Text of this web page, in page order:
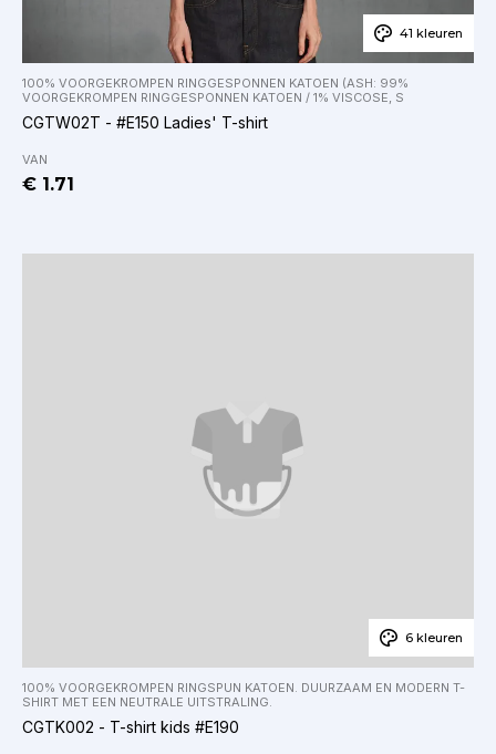
41 kleuren
100% VOORGEKROMPEN RINGGESPONNEN KATOEN (ASH: 99%
VOORGEKROMPEN RINGGESPONNEN KATOEN / 1% VISCOSE, S
CGTW02T - #E150 Ladies' T-shirt
VAN
€ 1.71
6 kleuren
100% VOORGEKROMPEN RINGSPUN KATOEN. DUURZAAM EN MODERN T-
SHIRT MET EEN NEUTRALE UITSTRALING.
CGTK002 - T-shirt kids #E190